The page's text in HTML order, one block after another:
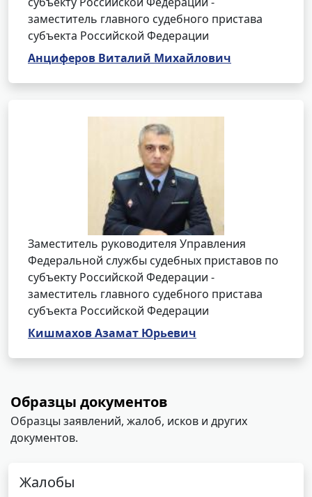
заместитель главного судебного пристава
субъекта Российской Федерации
Анциферов Виталий Михайлович
Заместитель руководителя Управления
Федеральной службы судебных приставов по
субъекту Российской Федерации -
заместитель главного судебного пристава
субъекта Российской Федерации
Кишмахов Азамат Юрьевич
Образцы документов
Образцы заявлений, жалоб, исков и других
документов.
Жалобы